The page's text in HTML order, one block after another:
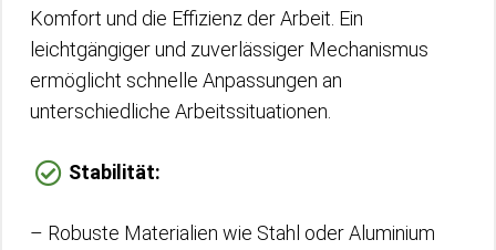
Komfort und die Effizienz der Arbeit. Ein
leichtgängiger und zuverlässiger Mechanismus
ermöglicht schnelle Anpassungen an
unterschiedliche Arbeitssituationen.
Stabilität:
– Robuste Materialien wie Stahl oder Aluminium